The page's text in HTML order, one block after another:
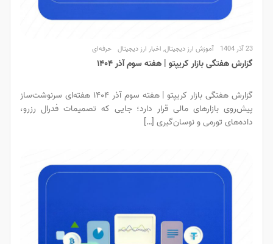
23 آذر 1404 آموزش ارز دیجیتال, اخبار ارز دیجیتال حرفه‌ای
گزارش هفتگی بازار کریپتو | هفته سوم آذر ۱۴۰۴
گزارش هفتگی بازار کریپتو | هفته سوم آذر ۱۴۰۴ هفته‌ای سرنوشت‌ساز
پیش‌روی بازارهای مالی قرار دارد؛ جایی که تصمیمات فدرال رزرو،
داده‌های تورمی و نوسان‌گیری […]